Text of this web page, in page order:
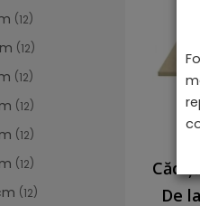
De
12
12
12
12
12
12
12